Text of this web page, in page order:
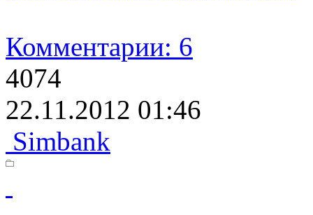
Комментарии: 6
4074
22.11.2012 01:46
Simbank